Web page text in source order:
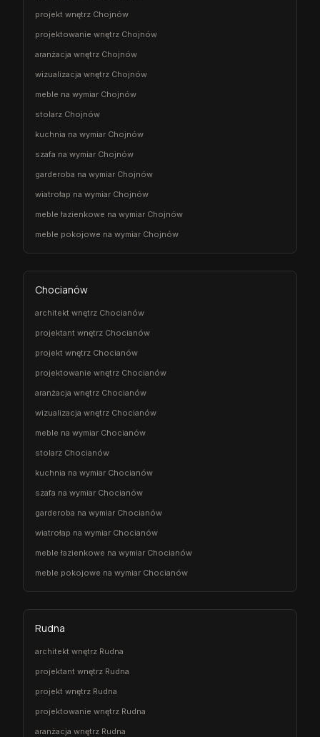
projekt wnętrz Chojnów
projektowanie wnętrz Chojnów
aranżacja wnętrz Chojnów
wizualizacja wnętrz Chojnów
meble na wymiar Chojnów
stolarz Chojnów
kuchnia na wymiar Chojnów
szafa na wymiar Chojnów
garderoba na wymiar Chojnów
wiatrołap na wymiar Chojnów
meble łazienkowe na wymiar Chojnów
meble pokojowe na wymiar Chojnów
Chocianów
architekt wnętrz Chocianów
projektant wnętrz Chocianów
projekt wnętrz Chocianów
projektowanie wnętrz Chocianów
aranżacja wnętrz Chocianów
wizualizacja wnętrz Chocianów
meble na wymiar Chocianów
stolarz Chocianów
kuchnia na wymiar Chocianów
szafa na wymiar Chocianów
garderoba na wymiar Chocianów
wiatrołap na wymiar Chocianów
meble łazienkowe na wymiar Chocianów
meble pokojowe na wymiar Chocianów
Rudna
architekt wnętrz Rudna
projektant wnętrz Rudna
projekt wnętrz Rudna
projektowanie wnętrz Rudna
aranżacja wnętrz Rudna